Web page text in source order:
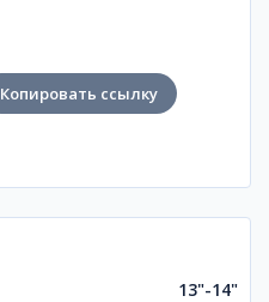
Копировать ссылку
13"-14"